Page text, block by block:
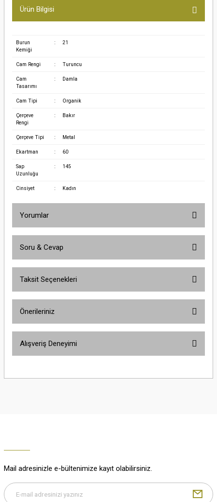
Ürün Bilgisi
Burun
Kemiği
: 21
Cam Rengi : Turuncu
Cam
Tasarımı
: Damla
Cam Tipi : Organik
Çerçeve
Rengi
: Bakır
Çerçeve Tipi : Metal
Ekartman : 60
Sap
Uzunluğu
: 145
Cinsiyet : Kadın
Yorumlar
Soru & Cevap
Taksit Seçenekleri
Önerileriniz
yetersiz gördüğünüz noktaları öneri formunu kullanarak tarafımıza
Alışveriş Deneyimi
M... K... | 29/12/2025
Mail adresinizle e-bültenimize kayıt olabilirsiniz.